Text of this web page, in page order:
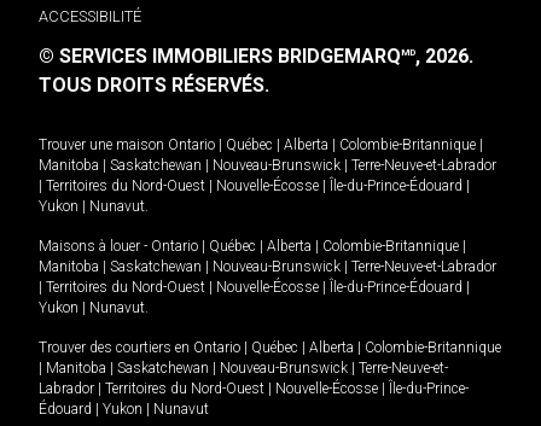
ACCESSIBILITÉ
© SERVICES IMMOBILIERS BRIDGEMARQMD, 2026.
TOUS DROITS RÉSERVÉS.
Trouver une maison Ontario Québec Alberta Colombie-Britannique
Manitoba
Saskatchewan Nouveau-Brunswick
Terre-Neuve-et-Labrador
Territoires du Nord-Ouest Nouvelle-Écosse Île-du-Prince-Édouard
Yukon
Nunavut.
Maisons à louer - Ontario Québec Alberta Colombie-Britannique
Manitoba
Saskatchewan Nouveau-Brunswick
Terre-Neuve-et-Labrador
Territoires du Nord-Ouest Nouvelle-Écosse Île-du-Prince-Édouard
Yukon
Nunavut.
Trouver des courtiers en Ontario Québec Alberta
Colombie-Britannique
Manitoba Saskatchewan Nouveau-Brunswick
Terre-Neuve-et-
Labrador
Territoires du Nord-Ouest Nouvelle-Écosse
Île-du-Prince-
Édouard
Yukon Nunavut